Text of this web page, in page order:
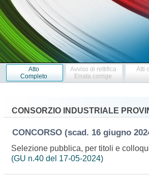
Atto
Completo
Avviso di rettifica
Errata corrige
Atti
CONSORZIO INDUSTRIALE
CONCORSO (scad. 16 giugno
Selezione pubblica, per titoli e
(GU n.40 del 17-05-2024)